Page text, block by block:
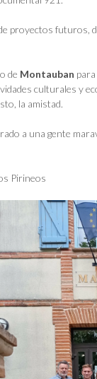
proyectos futuros,
de Montauban
culturales y
la amistad.
a una gente
Pirineos